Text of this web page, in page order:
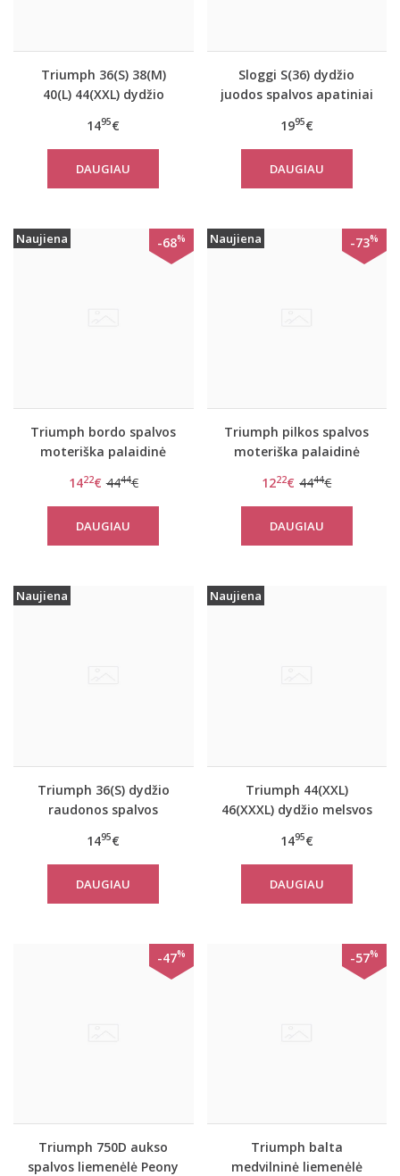
Triumph 36(S) 38(M)
40(L) 44(XXL) dydžio
medvilninė miego
palaidinė Mix Match
TOP SSL 01 X
1495€
DAUGIAU
Sloggi S(36) dydžio
juodos spalvos apatiniai
Shirt 01
1995€
DAUGIAU
Naujiena -68%
Triumph bordo spalvos
moteriška palaidinė
1422€ 4444€
DAUGIAU
Naujiena -73%
Triumph pilkos spalvos
moteriška palaidinė
1222€ 4444€
DAUGIAU
Naujiena
Triumph 36(S) dydžio
raudonos spalvos
miego palaidinė Mix
Match LSL TOP 02
1495€
DAUGIAU
Naujiena
Triumph 44(XXL)
46(XXXL) dydžio melsvos
medvilninė miego
palaidinė Mix Match LSL
TOP Chest Pocket 01
1495€
DAUGIAU
-47%
Triumph 750D aukso
spalvos liemenėlė Peony
-57%
Triumph balta
medvilninė liemenėlė